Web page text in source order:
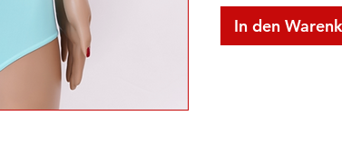
In den